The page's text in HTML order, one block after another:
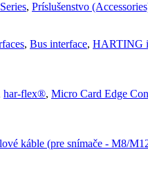
Series, Príslušenstvo
, Bus interface, HARTING
har-flex®, Micro Card Edge
káble (pre snímače - M8/